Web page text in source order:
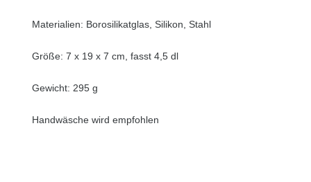
Materialien: Borosilikatglas, Silikon, Stahl
Größe: 7 x 19 x 7 cm, fasst 4,5 dl
Gewicht: 295 g
Handwäsche wird empfohlen